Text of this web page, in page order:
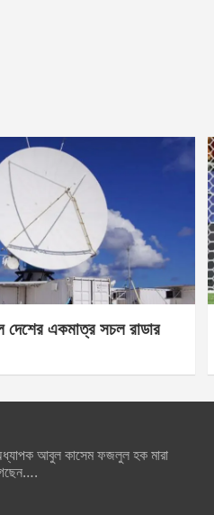
দেশের একমাত্র সচল রাডার
আবুল কাসেম ফজলুল হক মারা